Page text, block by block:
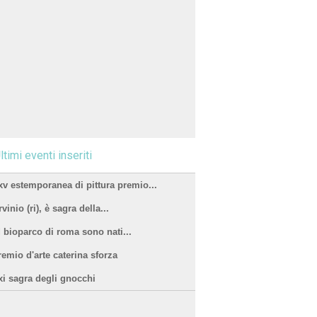
eventi inseriti
estemporanea di pittura premio...
(ri), è sagra della...
bioparco di roma sono nati...
d'arte caterina sforza
sagra degli gnocchi